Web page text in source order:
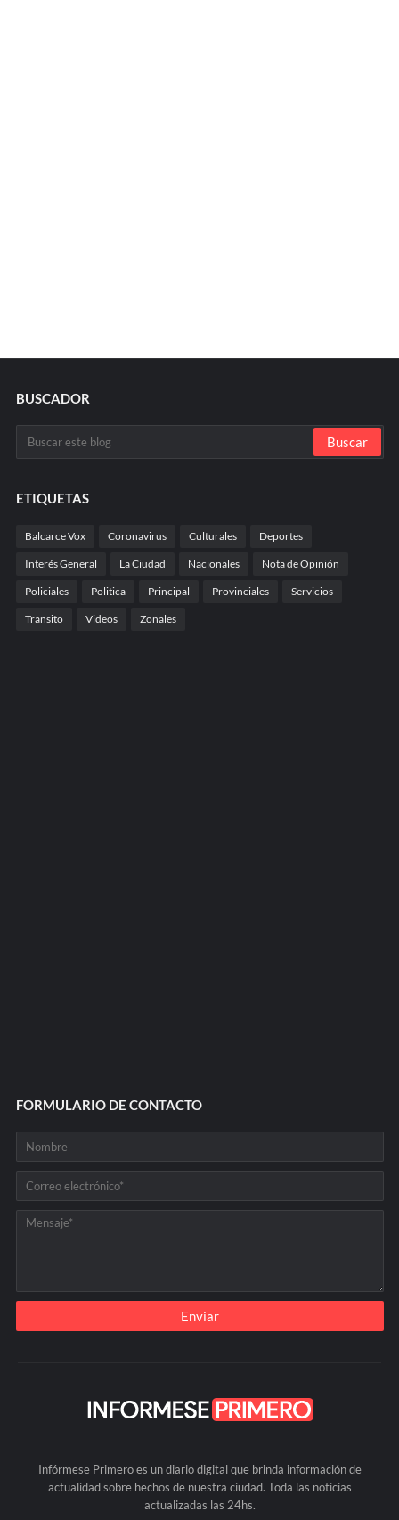
BUSCADOR
ETIQUETAS
Balcarce Vox Coronavirus Culturales Deportes
Interés General La Ciudad Nacionales Nota de Opinión
Policiales Politica Principal Provinciales Servicios
Transito Videos Zonales
FORMULARIO DE CONTACTO
Infórmese Primero es un diario digital que brinda información de
actualidad sobre hechos de nuestra ciudad. Toda las noticias
actualizadas las 24hs.